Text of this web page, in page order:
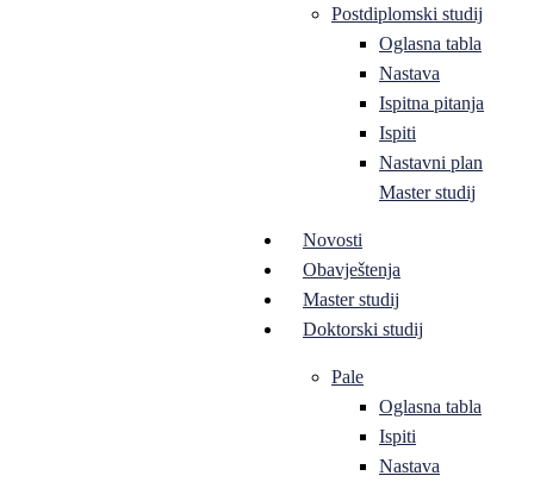
Postdiplomski studij
Oglasna tabla
Nastava
Ispitna pitanja
Ispiti
Nastavni plan
Master studij
Novosti
Obavještenja
Master studij
Doktorski studij
Pale
Oglasna tabla
Ispiti
Nastava